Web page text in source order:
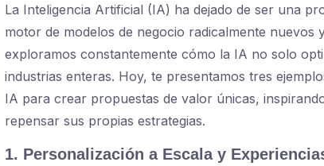
La Inteligencia Artificial (IA) ha dejado de ser una
motor de modelos de negocio radicalmente nuevos
exploramos constantemente cómo la IA no solo
industrias enteras. Hoy, te presentamos tres
IA para crear propuestas de valor únicas,
repensar sus propias estrategias.
1. Personalización a Escala y